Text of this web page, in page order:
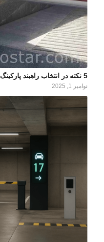
5 نکته در انتخاب راهبند پارکینگ
نوامبر 1, 2025